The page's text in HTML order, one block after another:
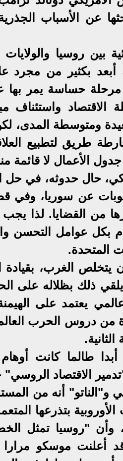
الأسباب الجذرية
بين روسيا
أبعد بكثير من مجرد
مرحلة حساسة يمر بها
الاقتصاد واستئناف
ومتوسطة المدى،
طريق لتطبيع
الأعمال لا قائمة
حال حدوثه، في حل
عن سوريا، وفي
من القضايا. لذا
بكل عوامل التحسن
المتحدة.
يتخلص الغرب،
ذلك بظلاله على
يعتمد على
من دروس الحرب
طالما كانت أوهام
الاقتصاد
و"الناتو" أنه من
بتذرعها
وأن "روسيا تمثل
أعلنت موسكو